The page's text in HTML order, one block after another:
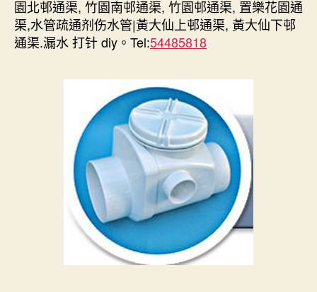
園北邨通渠, 竹園南邨通渠, 竹園邨通渠, 置樂花園通
渠,水管疏通剂伤水管|黃大仙上邨通渠, 黃大仙下邨
通渠.漏水 打针 diy。Tel:54485818